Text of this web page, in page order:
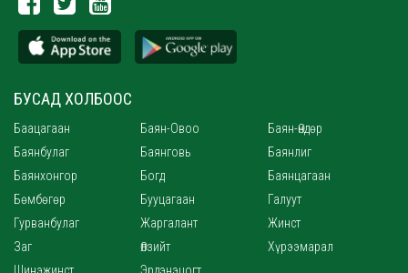
БУСАД ХОЛБООС
Баацагаан Баян-Овоо
Баян-Өндөр
Баянбулаг
Баянговь
Баянлиг
Баянхонгор
Богд
Баянцагаан
Бөмбөгөр
Бууцагаан
Галуут
Гурванбулаг
Жаргалант
Жинст
Заг
Өлзийт
Хүрээмарал